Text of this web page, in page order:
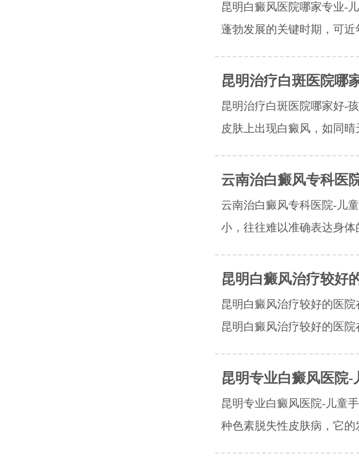
昆明白癜风医院哪家专业-
蓬勃发展的关键时期，可近
昆明治疗白斑医院哪
昆明治疗白斑医院哪家好-
皮肤上出现白癜风，如同
云南治白癜风专科医
云南治白癜风专科医院-儿
小，往往难以准确表达身体
昆明白癜风治疗较好
昆明白癜风治疗较好的医
昆明白癜风治疗较好的医
昆明专业白癜风医院
昆明专业白癜风医院-儿童
种色素脱失性皮肤病，它的